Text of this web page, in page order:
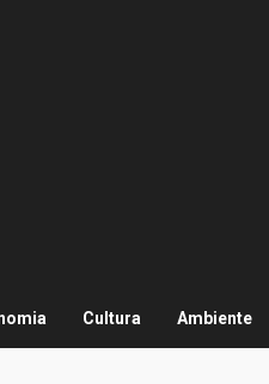
Cultura Ambiente